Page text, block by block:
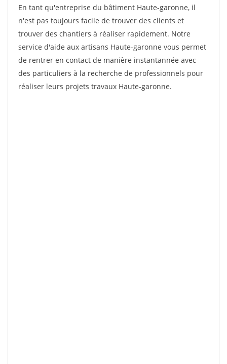
En tant qu'entreprise du bâtiment Haute-garonne, il
n'est pas toujours facile de trouver des clients et
trouver des chantiers à réaliser rapidement. Notre
service d'aide aux artisans Haute-garonne vous permet
de rentrer en contact de manière instantannée avec
des particuliers à la recherche de professionnels pour
réaliser leurs projets travaux Haute-garonne.